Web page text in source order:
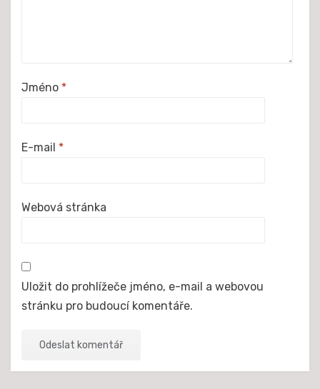
Jméno *
E-mail *
Webová stránka
Uložit do prohlížeče jméno, e-mail a webovou
stránku pro budoucí komentáře.